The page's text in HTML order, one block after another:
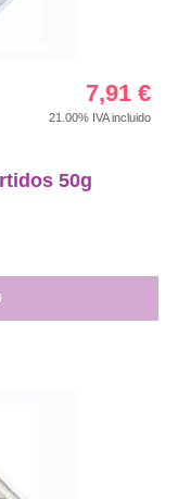
7,91 €
21.00% IVA incluido
50g